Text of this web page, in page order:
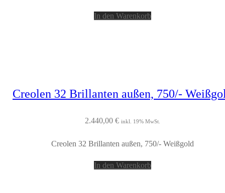
In den Warenkorb
Creolen 32 Brillanten außen, 750/-
2.440,00 € inkl. 19% MwSt.
Creolen 32 Brillanten außen, 750/- Weißgold
In den Warenkorb